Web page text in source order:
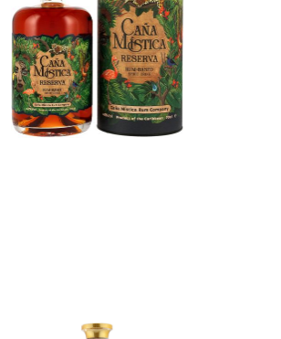
In den Warenkorb